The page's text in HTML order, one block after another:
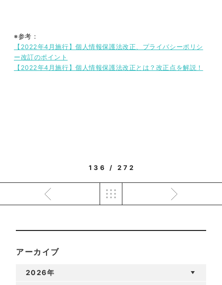
※参考：
【2022年4月施行】個人情報保護法改正、プライバシーポリシ
ー改訂のポイント
【2022年4月施行】個人情報保護法改正とは？改正点を解説！
136 / 272
アーカイブ
2026年